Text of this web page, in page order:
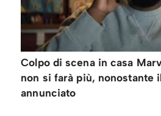
Colpo di scena in casa
non si farà più, nonostante
annunciato